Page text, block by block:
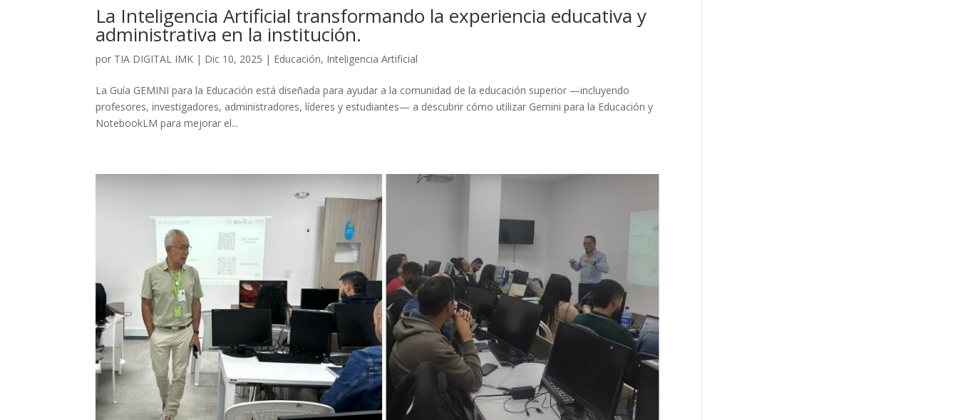
La Inteligencia Artificial transformando la experiencia educativa y
administrativa en la institución.
por TIA DIGITAL IMK | Dic 10, 2025 | Educación, Inteligencia Artificial
La Guía GEMINI para la Educación está diseñada para ayudar a la comunidad de la educación superior —incluyendo
profesores, investigadores, administradores, líderes y estudiantes— a descubrir cómo utilizar Gemini para la Educación y
NotebookLM para mejorar el...